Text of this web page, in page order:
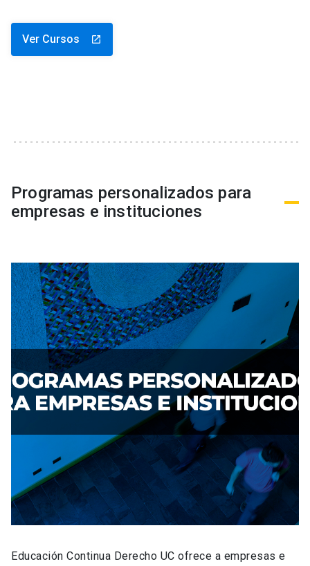
Ver Cursos launch
Programas personalizados para
empresas e instituciones
Educación Continua Derecho UC ofrece a empresas e